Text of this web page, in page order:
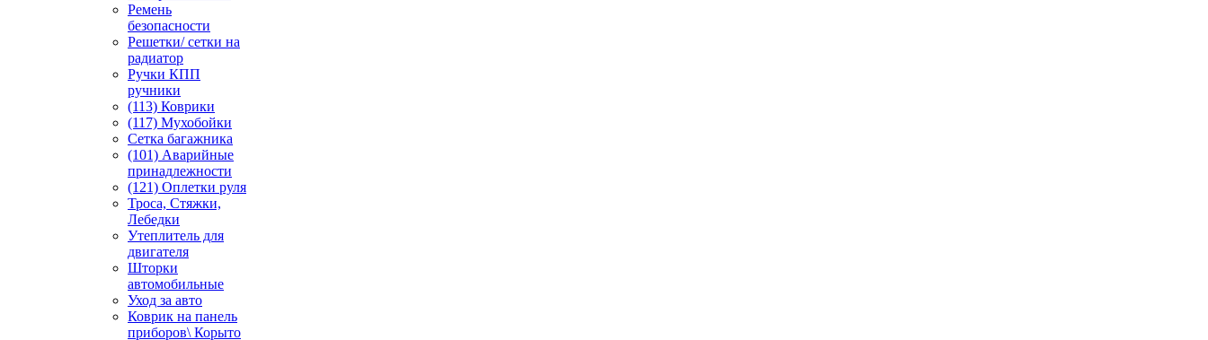
Ремень
безопасности
Решетки/ сетки на
радиатор
Ручки КПП
ручники
(113) Коврики
(117) Мухобойки
Сетка багажника
(101) Аварийные
принадлежности
(121) Оплетки руля
Троса, Стяжки,
Лебедки
Утеплитель для
двигателя
Шторки
автомобильные
Уход за авто
Коврик на панель
приборов\ Корыто